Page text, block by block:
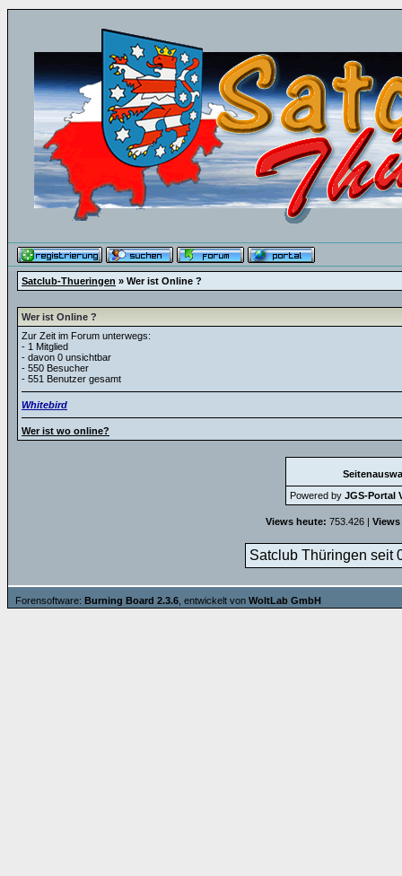
Satclub-Thueringen » Wer ist Online ?
Wer ist Online ?
Zur Zeit im Forum unterwegs:
- 1 Mitglied
- davon 0 unsichtbar
- 550 Besucher
- 551 Benutzer gesamt
Whitebird
Wer ist wo online?
Powered by JGS-Portal
Views heute: 753.426 |
Satclub Thüringen seit
Forensoftware: Burning Board 2.3.6 , entwickelt von WoltLab GmbH